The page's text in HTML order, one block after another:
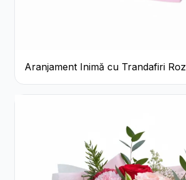
Aranjament Inimă cu Trandafiri Roz
și Gypsophila Albă